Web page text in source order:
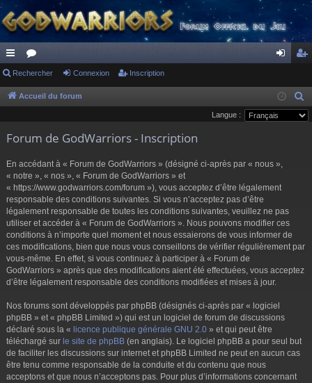
ac
co
ci
or
u
s
ne cri
pti
Rechercher Connexion Inscription
Accueil du forum
e
Langue :
Forum de GodWarriors - Inscription
En accédant à « Forum de GodWarriors » (désigné ci-après par « nous »,
« notre », « nos », « Forum de GodWarriors » et
« https://www.godwarriors.com/forum »), vous acceptez d’être légalement
responsable des conditions suivantes. Si vous n’acceptez pas d’être
légalement responsable de toutes les conditions suivantes, veuillez ne pas
utiliser et accéder à « Forum de GodWarriors ». Nous pouvons modifier ces
conditions à n’importe quel moment et nous essaierons de vous informer de
ces modifications, bien que nous vous conseillons de vérifier régulièrement par
vous-même. En effet, si vous continuez à participer à « Forum de
GodWarriors » après que des modifications aient été effectuées, vous acceptez
d’être légalement responsable des conditions modifiées et mises à jour.
Nos forums sont développés par phpBB (désignés ci-après par « logiciel
phpBB » et « phpBB Limited ») qui est un logiciel de forum de discussions
déclaré sous la « licence publique générale GNU 2.0 » et qui peut être
téléchargé sur le site de phpBB (en anglais). Le logiciel phpBB a pour seul but
de faciliter les discussions sur internet et phpBB Limited ne peut en aucun cas
être tenu comme responsable de la conduite et du contenu que nous
acceptons et que nous n’acceptons pas. Pour plus d’informations concernant